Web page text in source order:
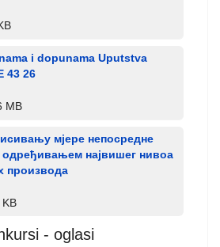
i dopunama Uputstva
43 26
MB
мјере непосредне
одређивањем највишег нивоа
производа
- oglasi